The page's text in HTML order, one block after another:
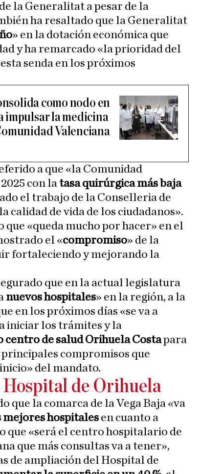
la Generalitat a pesar de la
ha resaltado que la Generalitat
» en la dotación económica que
y ha remarcado «la prioridad del
senda en los próximos
como nodo en
impulsar la medicina
Valenciana
a que «la Comunidad
con la tasa quirúrgica más baja
el trabajo de la Conselleria de
calidad de vida de los ciudadanos».
que «queda mucho por hacer» en el
el «compromiso» de la
fortaleciendo y mejorando la
que en la actual legislatura
nuevos hospitales» en la región, a la
en los próximos días «se va a
iniciar los trámites y la
centro de salud Orihuela Costapara
compromisos que
del mandato.
de Orihuela
que la comarca de la Vega Baja «va
mejores hospitales en cuanto a
que «será el centro hospitalario de
que más consultas va a tener»,
de ampliación del Hospital de